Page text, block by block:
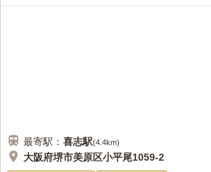
最寄駅： 喜志駅(4.4km)
大阪府堺市美原区小平尾1059-2